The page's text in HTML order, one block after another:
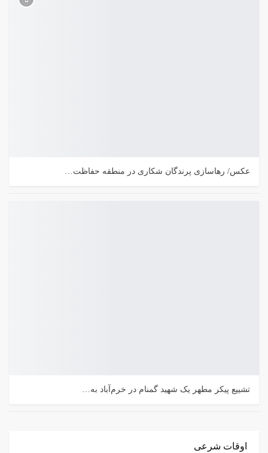
عکس/ رهاسازی پرندگان شکاری در منطقه حفاظت…
تشییع پیکر مطهر یک شهید گمنام در خرم‌آباد به…
اوقات شرعی